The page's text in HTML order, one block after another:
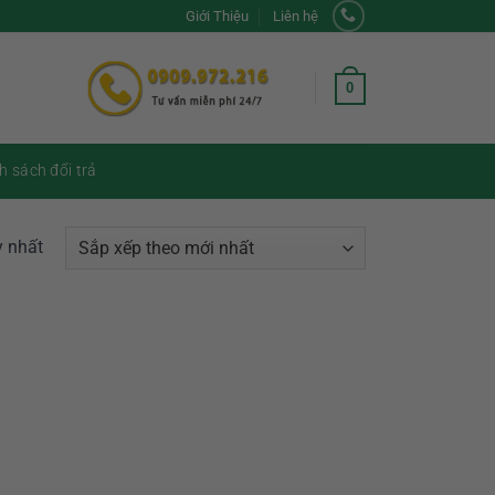
Giới Thiệu Liên hệ
0
sách đổi trả
nhất